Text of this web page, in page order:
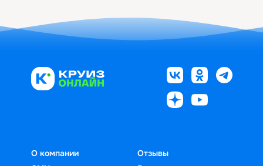
О компании
Отзывы